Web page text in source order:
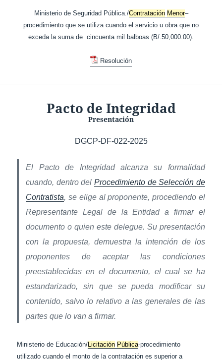
Ministerio de Seguridad Pública./Contratación Menor–
procedimiento que se utiliza cuando el servicio u obra que no
exceda la suma de cincuenta mil balboas (B/.50,000.00).
Resolución
Pacto de Integridad
Presentación
DGCP-DF-022-2025
El Pacto de Integridad alcanza su formalidad
cuando, dentro del Procedimiento de Selección de
Contratista, se elige al proponente, procediendo el
Representante Legal de la Entidad a firmar el
documento o quien este delegue. Su presentación
con la propuesta, demuestra la intención de los
proponentes de aceptar las condiciones
preestablecidas en el documento, el cual se ha
estandarizado, sin que se pueda modificar su
contenido, salvo lo relativo a las generales de las
partes que lo van a firmar.
Ministerio de Educación/Licitación Pública-procedimiento
utilizado cuando el monto de la contratación es superior a